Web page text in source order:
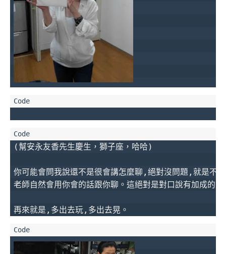
(幫安永友香先生慶生，獅子座，哈哈)
你可能會問我說還不是很會講怎麼聊,絕對沒問題,就是不
老師自然會用你會的話跟你聊。這絕對是對口說有加成的效
再來就是,多出去玩,多出去晃。